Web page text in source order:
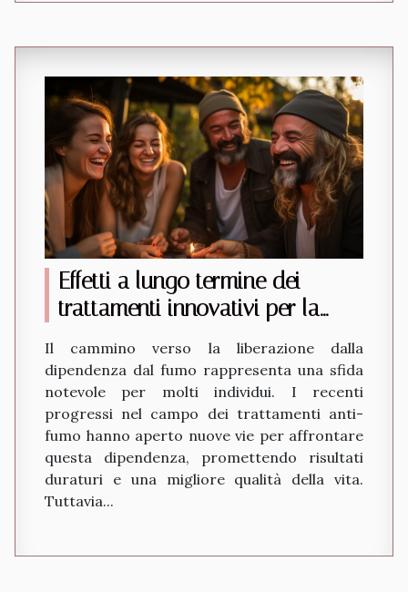
Effetti a lungo termine dei
trattamenti innovativi per la
Il cammino verso la liberazione dalla
dipendenza dal fumo rappresenta una sfida
notevole per molti individui. I recenti
progressi nel campo dei trattamenti anti-
fumo hanno aperto nuove vie per affrontare
questa dipendenza, promettendo risultati
duraturi e una migliore qualità della vita.
Tuttavia...